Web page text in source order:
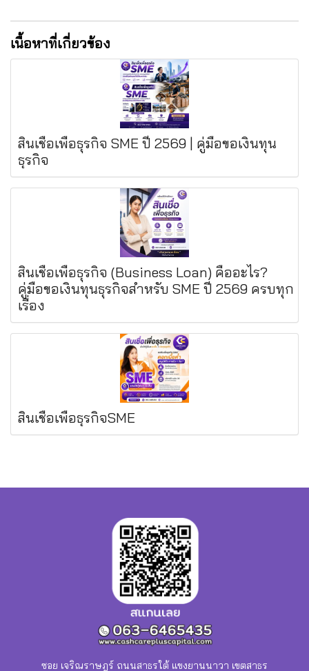
เนื้อหาที่เกี่ยวข้อง
สินเชื่อเพื่อธุรกิจ SME ปี 2569 | คู่มือขอเงินทุน
ธุรกิจ
สินเชื่อเพื่อธุรกิจ (Business Loan) คืออะไร?
คู่มือขอเงินทุนธุรกิจสำหรับ SME ปี 2569 ครบทุก
เรื่อง
สินเชื่อเพื่อธุรกิจSME
ซอย เจริณราษฎร์ ถนนสาธรใต้ แขงยานนาวา เขตสาธร